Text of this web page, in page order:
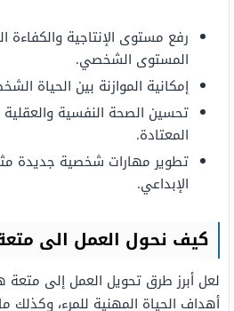
رفع مستوى الإنتاجية والكفاءة
المستوى الشخصي.
إمكانية الموازنة بين الحياة
تحسين الصحة النفسية والعقلية
المعتادة.
تطوير مهارات شخصية جديدة
الإبداعي.
كيف نحول العمل الى
لعل أبرز طرق تحويل العمل إلى
أهداف الحياة المهنية للمرء، وكذلك